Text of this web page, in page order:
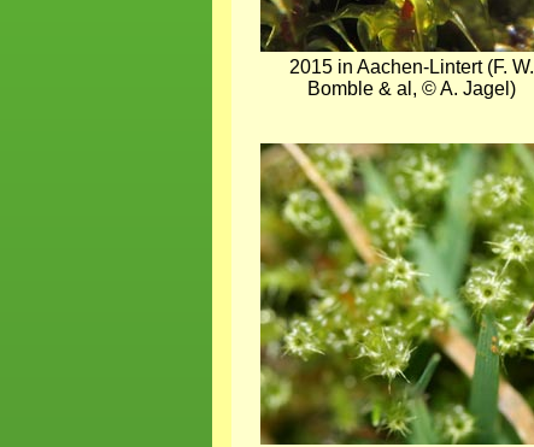
2015 in Aachen-Lintert (F. W.
Bomble & al, © A. Jagel)
Bild